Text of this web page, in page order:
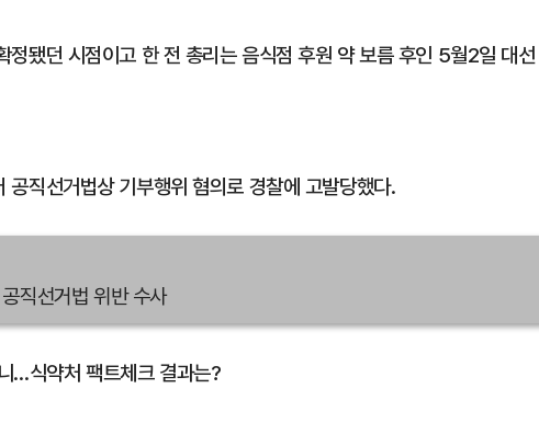
정됐던 시점이고 한 전 총리는 음식점 후원 약 보름 후인 5월2일 대선
직선거법상 기부행위 혐의로 경찰에 고발당했다.
직선거법 위반 수사
…식약처 팩트체크 결과는?